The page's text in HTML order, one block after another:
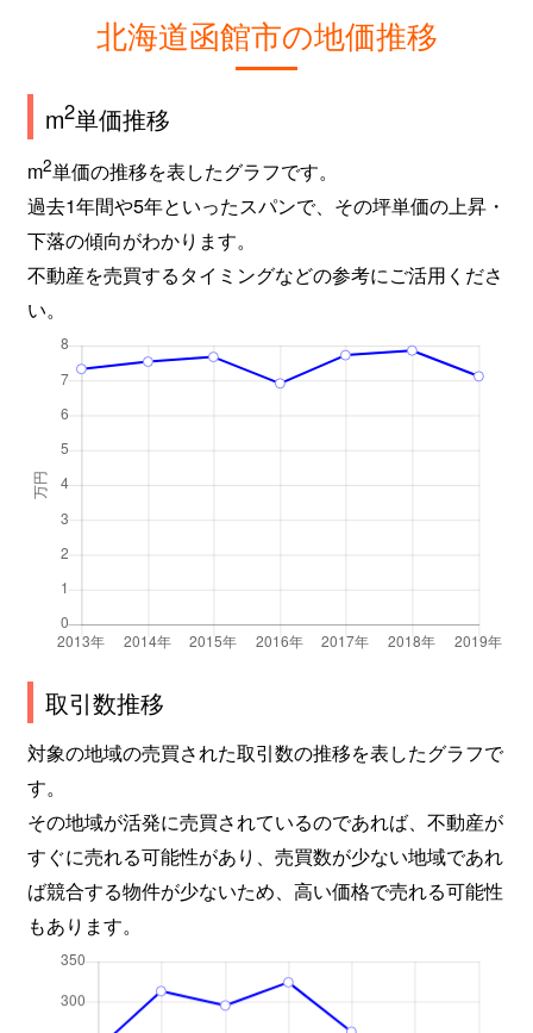
北海道函館市の地価推移
m2単価推移
m2単価の推移を表したグラフです。
過去1年間や5年といったスパンで、その坪単価の上昇・
下落の傾向がわかります。
不動産を売買するタイミングなどの参考にご活用くださ
い。
取引数推移
対象の地域の売買された取引数の推移を表したグラフで
す。
その地域が活発に売買されているのであれば、不動産が
すぐに売れる可能性があり、売買数が少ない地域であれ
ば競合する物件が少ないため、高い価格で売れる可能性
もあります。